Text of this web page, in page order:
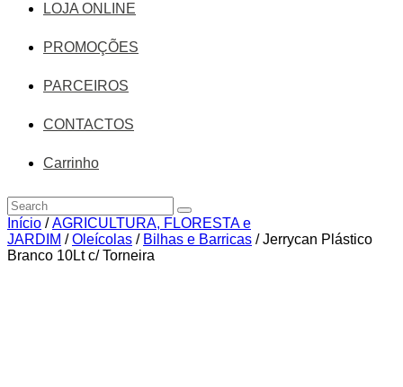
LOJA ONLINE
PROMOÇÕES
PARCEIROS
CONTACTOS
Carrinho
Início /AGRICULTURA, FLORESTA e
JARDIM /Oleícolas / Bilhas e Barricas / Jerrycan Plástico
Branco 10Lt c/ Torneira